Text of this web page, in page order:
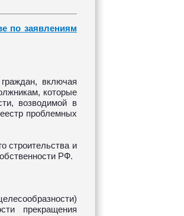
по заявлениям
включая
которые
возводимой в
проблемных
строительства и
РФ.
прекращения